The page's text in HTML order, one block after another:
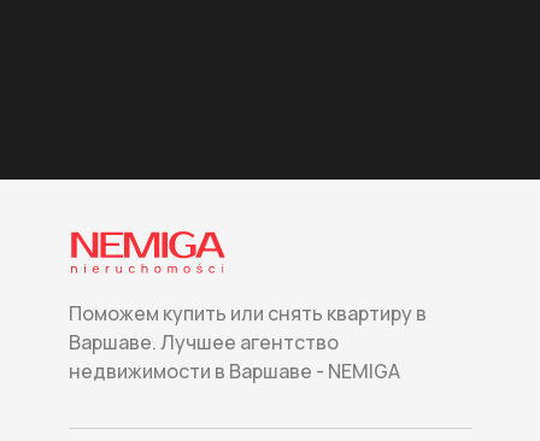
Поможем купить или снять квартиру в
Варшаве. Лучшее агентство
недвижимости в Варшаве - NEMIGA